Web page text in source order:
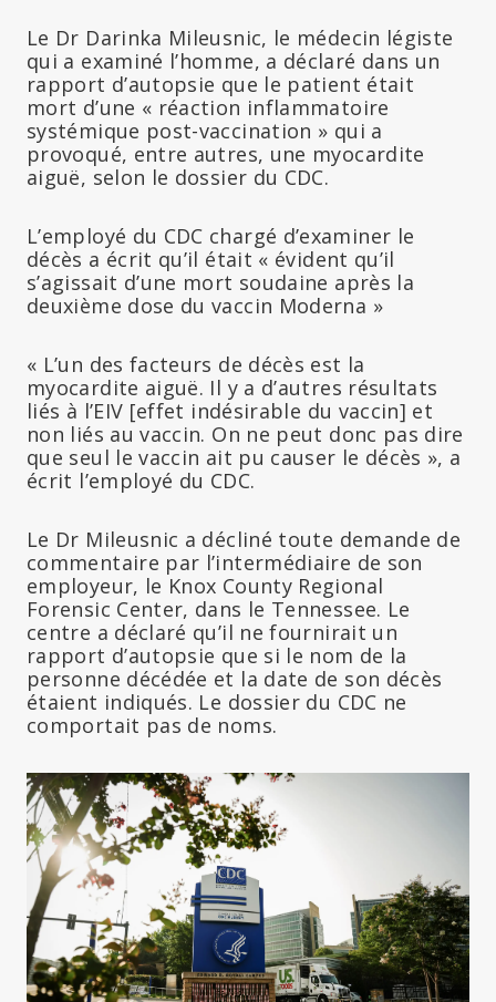
Le Dr Darinka Mileusnic, le médecin légiste
qui a examiné l’homme, a déclaré dans un
rapport d’autopsie que le patient était
mort d’une « réaction inflammatoire
systémique post-vaccination » qui a
provoqué, entre autres, une myocardite
aiguë, selon le dossier du CDC.
L’employé du CDC chargé d’examiner le
décès a écrit qu’il était « évident qu’il
s’agissait d’une mort soudaine après la
deuxième dose du vaccin Moderna »
« L’un des facteurs de décès est la
myocardite aiguë. Il y a d’autres résultats
liés à l’EIV [effet indésirable du vaccin] et
non liés au vaccin. On ne peut donc pas dire
que seul le vaccin ait pu causer le décès », a
écrit l’employé du CDC.
Le Dr Mileusnic a décliné toute demande de
commentaire par l’intermédiaire de son
employeur, le Knox County Regional
Forensic Center, dans le Tennessee. Le
centre a déclaré qu’il ne fournirait un
rapport d’autopsie que si le nom de la
personne décédée et la date de son décès
étaient indiqués. Le dossier du CDC ne
comportait pas de noms.